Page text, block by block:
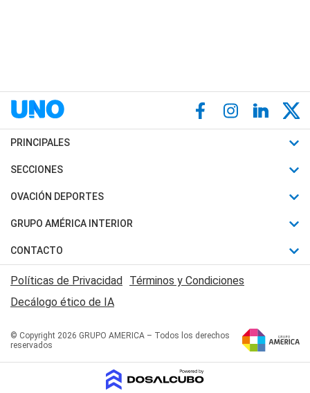
PRINCIPALES
Últimas Noticias
Política
Judiciales
Economia
SECCIONES
Horóscopo
Motores
Trucos caseros
Series y Películas
Edictos y Solicitadas
OVACIÓN DEPORTES
Fútbol
Mundial
Automovilismo
Rugby
Básquet
GRUPO AMÉRICA INTERIOR
Canal 7 en Vivo
San Juan 8
CONTACTO
Acerca de Nosotros
Contactanos
Políticas de Privacidad Términos y Condiciones
Decálogo ético de IA
© Copyright 2026 GRUPO AMERICA – Todos los derechos
reservados